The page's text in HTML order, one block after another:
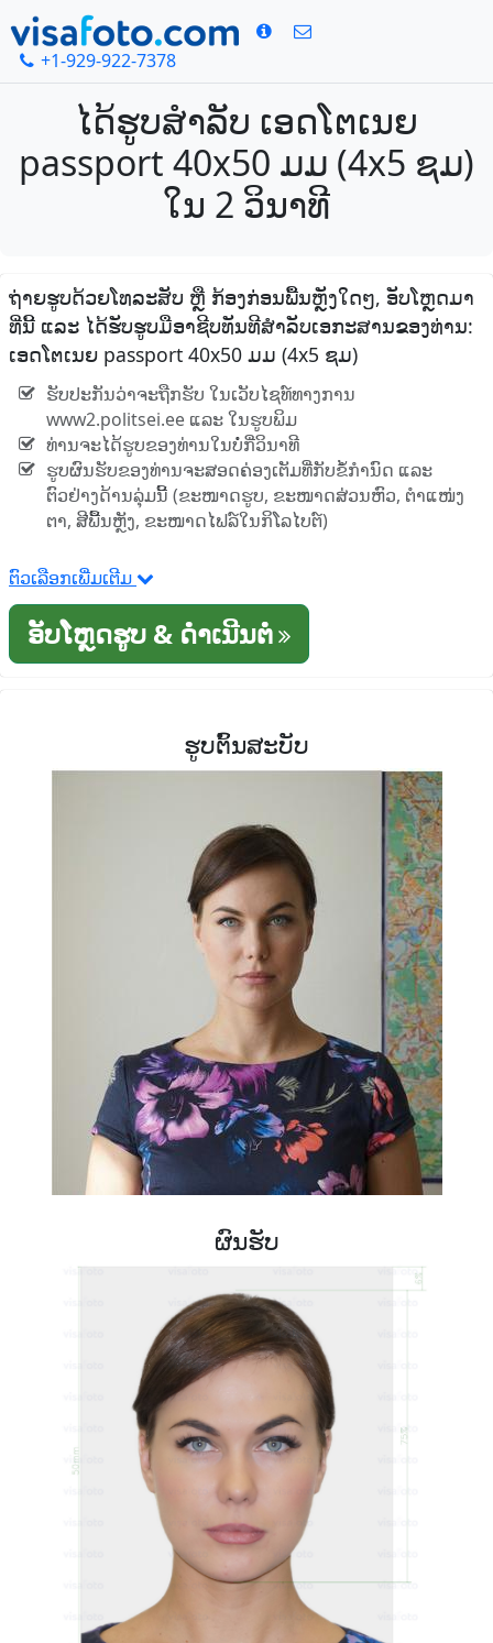
+1-929-922-7378
ໄດ້ຮູບສໍາລັບ ເອດໂຕເນຍ
passport 40x50 ມມ (4x5 ຊມ)
ໃນ 2 ວິນາທີ
ຖ່າຍຮູບດ້ວຍໂທລະສັບ ຫຼື ກ້ອງກ່ອນພື້ນຫຼັງໃດໆ, ອັບໂຫຼດມາ
ທີ່ນີ້ ແລະ ໄດ້ຮັບຮູບມືອາຊີບທັນທີສໍາລັບເອກະສານຂອງທ່ານ:
ເອດໂຕເນຍ passport 40x50 ມມ (4x5 ຊມ)
ຮັບປະກັນວ່າຈະຖືກຮັບ ໃນເວັບໄຊທ໌ທາງການ
www2.politsei.ee ແລະ ໃນຮູບພິມ
ທ່ານຈະໄດ້ຮູບຂອງທ່ານໃນບໍ່ກີ່ວິນາທີ
ຮູບຜົນຮັບຂອງທ່ານຈະສອດຄ່ອງເຕັມທີ່ກັບຂໍ້ກໍານົດ ແລະ
ຕົວຢ່າງດ້ານລຸ່ມນີ້ (ຂະໜາດຮູບ, ຂະໜາດສ່ວນຫົວ, ຕໍາແໜ່ງ
ຕາ, ສີພື້ນຫຼັງ, ຂະໜາດໄຟລ໌ໃນກິໂລໄບຕ໌)
ຕົວເລືອກເພີ່ມເຕີມ
ອັບໂຫຼດຮູບ & ດໍາເນີນຕໍ່
ຮູບຕົ້ນສະບັບ
ຜົນຮັບ